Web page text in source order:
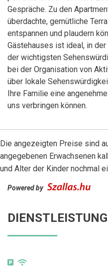
Gespräche. Zu den
überdachte, gemütliche
entspannen und plaudern
Gästehauses ist ideal, in
der wichtigsten
bei der Organisation von
über lokale
Ihre Familie eine
uns verbringen können.
Die angezeigten Preise sind
angegebenen Erwachsenen
und Alter der Kinder nochmal
Powered by